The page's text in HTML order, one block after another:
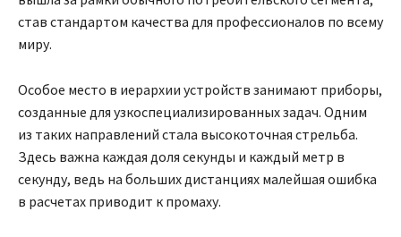
став стандартом качества для профессионалов по всему
миру.
Особое место в иерархии устройств занимают приборы,
созданные для узкоспециализированных задач. Одним
из таких направлений стала высокоточная стрельба.
Здесь важна каждая доля секунды и каждый метр в
секунду, ведь на больших дистанциях малейшая ошибка
в расчетах приводит к промаху.